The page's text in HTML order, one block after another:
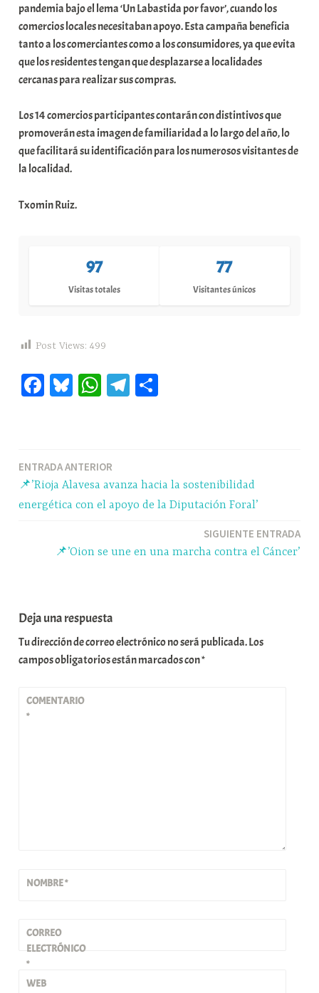
pandemia bajo el lema ‘Un Labastida por favor’, cuando los
comercios locales necesitaban apoyo. Esta campaña beneficia
tanto a los comerciantes como a los consumidores, ya que evita
que los residentes tengan que desplazarse a localidades
cercanas para realizar sus compras.
Los 14 comercios participantes contarán con distintivos que
promoverán esta imagen de familiaridad a lo largo del año, lo
que facilitará su identificación para los numerosos visitantes de
la localidad.
Txomin Ruiz.
97
Visitas totales
77
Visitantes únicos
Post Views: 499
Fa Bl W
pp
Te
m rti
r
Navegación
ENTRADA ANTERIOR
📌’Rioja Alavesa avanza hacia la sostenibilidad
energética con el apoyo de la Diputación Foral’
SIGUIENTE ENTRADA
📌’Oion se une en una marcha contra el Cáncer’
Deja una respuesta
Tu dirección de correo electrónico no será publicada.Los
campos obligatorios están marcados con*
COMENTARIO
*
NOMBRE*
CORREO
ELECTRÓNICO
*
WEB